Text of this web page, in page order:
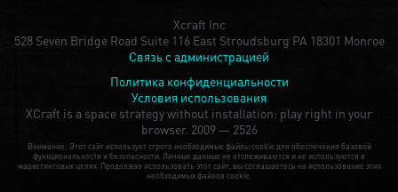
Xcraft Inc
528 Seven Bridge Road Suite 116 East Stroudsburg PA 18301 Monroe
Связь с администрацией
Политика конфиденциальности
Условия использования
XCraft is a space strategy without installation: play right in your
browser. 2009 — 2526
Внимание: Этот сайт использует строго необходимые файлы cookie для обеспечения базовой
функциональности и безопасности. Личные данные не отслеживаются и не используются в
маркетинговых целях. Продолжая использовать этот сайт, вы соглашаетесь на использование этих
необходимых файлов cookie.